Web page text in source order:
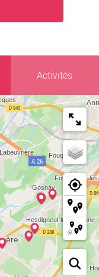
Activités